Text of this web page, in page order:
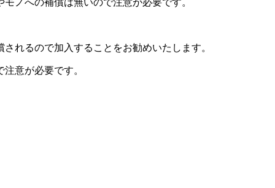
れるので加入することをお勧めいたします。
意が必要です。